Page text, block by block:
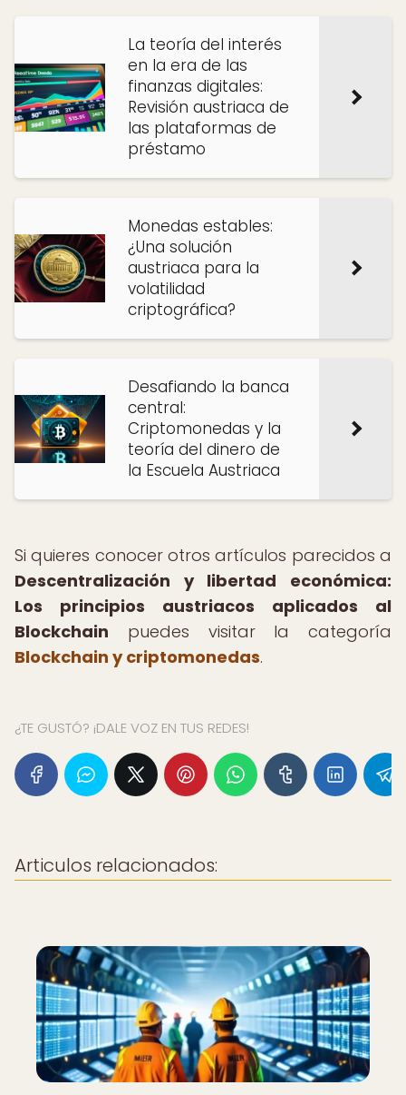
La teoría del interés
en la era de las
finanzas digitales:
Revisión austriaca de
las plataformas de
préstamo
Monedas estables:
¿Una solución
austriaca para la
volatilidad
criptográfica?
Desafiando la banca
central:
Criptomonedas y la
teoría del dinero de
la Escuela Austriaca
Si quieres conocer otros artículos parecidos a
Descentralización y libertad económica:
Los principios austriacos aplicados al
Blockchain puedes visitar la categoría
Blockchain y criptomonedas.
¿TE GUSTÓ? ¡DALE VOZ EN TUS REDES!
Articulos relacionados: